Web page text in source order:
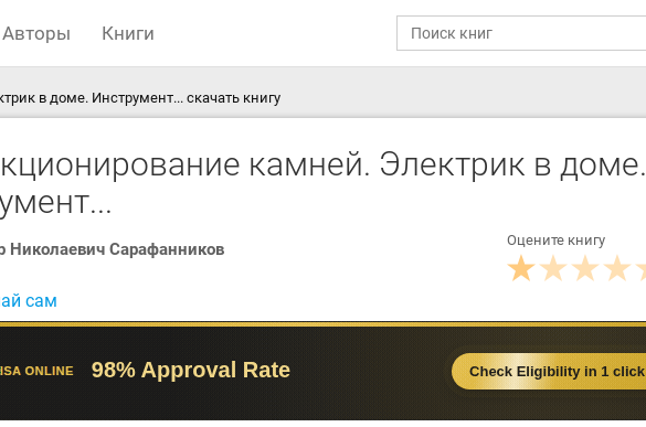
Авторы Книги
в доме. Инструмент... скачать книгу
камней. Электрик в доме.
Николаевич Сарафанников Оцените книгу
сам